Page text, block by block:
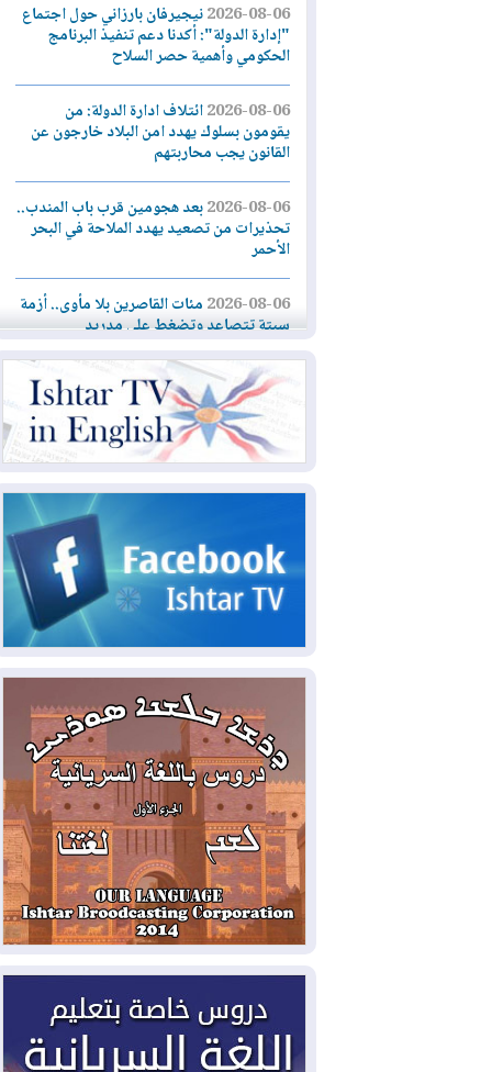
2026-08-06نيجيرفان بارزاني حول اجتماع
"إدارة الدولة": أكدنا دعم تنفيذ البرنامج
الحكومي وأهمية حصر السلاح
2026-08-06ائتلاف ادارة الدولة: من
يقومون بسلوك يهدد امن البلاد خارجون عن
القانون يجب محاربتهم
2026-08-06بعد هجومين قرب باب المندب..
تحذيرات من تصعيد يهدد الملاحة في البحر
الأحمر
2026-08-06مئات القاصرين بلا مأوى.. أزمة
سبتة تتصاعد وتضغط على مدريد
2026-08-05
لمدة عام.. بدء توريد 100
مليون قدم مكعب يومياً من غاز كورمور في
إقليم كوردستان إلى وزارة الكهرباء العراقية
ملامح أخطر التحديات التي تواجه العراق
2026-08-05
حرائق فرنسا.. توقيف 402
شخص بينهم 156 قاصرا منذ بداية موسم
الحرائق
2026-08-04سومو: إنتاج النفط في إقليم
كوردستان انخفض إلى أقل من 10%
2026-08-04ملفات حقبة الكاظمي تعود إلى
الواجهة.. أنباء عن مراجعات قضائية
وتحقيقات أوسع في قضايا فساد
2026-08-04بيترو يشكو تزوير الانتخابات
الرئاسية ويحذر من "حرب أهلية" في
كولومبيا
2026-08-03رئيس إقليم كوردستان في
2026-08-03العراق يؤكد مجدداً التزامه
بمنع الهجمات على الدول المجاورة